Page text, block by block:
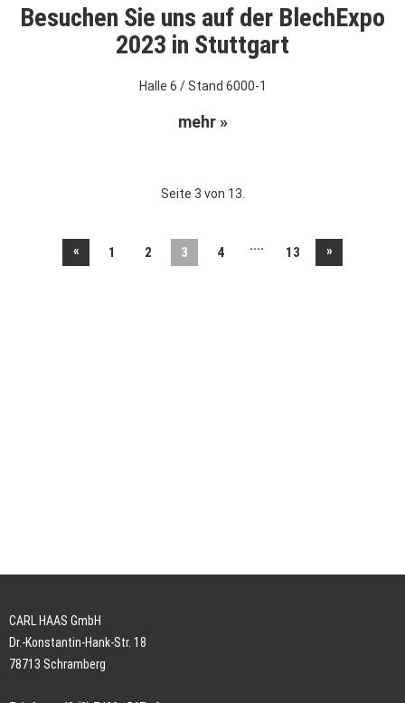
Besuchen Sie uns auf der BlechExpo
2023 in Stuttgart
Halle 6 / Stand 6000-1
mehr »
Seite 3 von 13.
« 1 2 3 4 .... 13 »
CARL HAAS GmbH
Dr.-Konstantin-Hank-Str. 18
78713 Schramberg